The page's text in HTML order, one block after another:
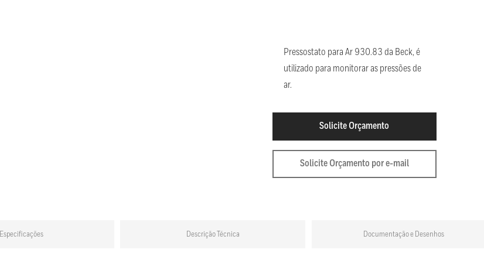
Pressostato para Ar 930.83 da Beck, é
utilizado para monitorar as pressões de
ar.
Solicite Orçamento
Solicite Orçamento por e-mail
Especificações Descrição Técnica Documentação e Desenhos